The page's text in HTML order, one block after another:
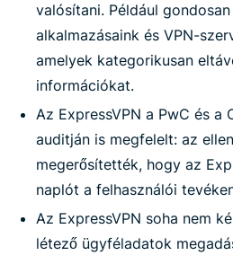
valósítani. Például
alkalmazásaink és VPN-
amelyek kategorikusan
információkat.
Az ExpressVPN a PwC és a
auditján is megfelelt: az
megerősítették, hogy az
naplót a felhasználói
Az ExpressVPN soha nem
létező ügyféladatok